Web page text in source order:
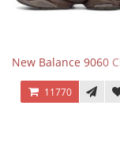
New Balance 9060
11770